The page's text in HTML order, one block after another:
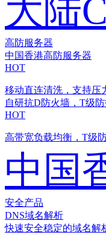
大陆
高防服务器
中国香港高防服务器
HOT
移动直连清洗，支持压
自研抗D防火墙，T级
HOT
高带宽负载均衡，T级
中国
安全产品
DNS域名解析
快速安全稳定的域名解